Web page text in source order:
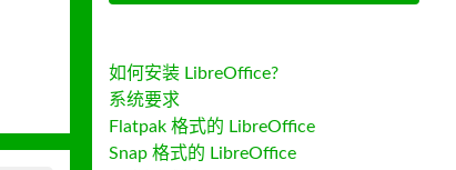
如何安装 LibreOffice?
系统要求
Flatpak 格式的 LibreOffice
Snap 格式的 LibreOffice